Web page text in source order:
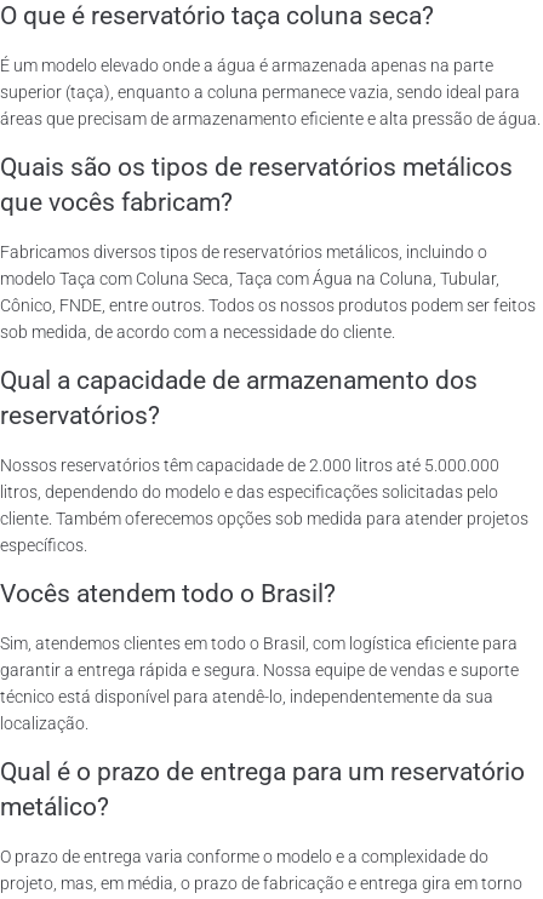
O que é reservatório taça coluna seca?
É um modelo elevado onde a água é armazenada apenas na parte
superior (taça), enquanto a coluna permanece vazia, sendo ideal para
áreas que precisam de armazenamento eficiente e alta pressão de água.
Quais são os tipos de reservatórios metálicos
que vocês fabricam?
Fabricamos diversos tipos de reservatórios metálicos, incluindo o
modelo Taça com Coluna Seca, Taça com Água na Coluna, Tubular,
Cônico, FNDE, entre outros. Todos os nossos produtos podem ser feitos
sob medida, de acordo com a necessidade do cliente.
Qual a capacidade de armazenamento dos
reservatórios?
Nossos reservatórios têm capacidade de 2.000 litros até 5.000.000
litros, dependendo do modelo e das especificações solicitadas pelo
cliente. Também oferecemos opções sob medida para atender projetos
específicos.
Vocês atendem todo o Brasil?
Sim, atendemos clientes em todo o Brasil, com logística eficiente para
garantir a entrega rápida e segura. Nossa equipe de vendas e suporte
técnico está disponível para atendê-lo, independentemente da sua
localização.
Qual é o prazo de entrega para um reservatório
metálico?
O prazo de entrega varia conforme o modelo e a complexidade do
projeto, mas, em média, o prazo de fabricação e entrega gira em torno